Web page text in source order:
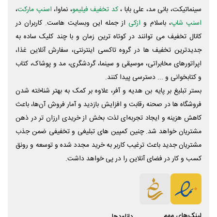
سینماتیکت، بانی مد، علی‌ بابا ،کد تخفیف فیلیمو، نماوا، اسنپ مارکت،
اسنپ شاپ، باسلام و ازکی از جمله این وبسایت ‌هاست. کاربران در
کانال تخفیف می توانند در کوتاه ترین زمان و با چند کلیک ساده به
جدیدترین تخفیف ها در گروه تاکسی اینترنتی، سفارش آنلاین غذا،
اپراتورهای مخابراتی، موسیقی و سینما، گردشگری، مد و پوشاک، کتاب
و کتابخوانی و ... دسترسی پیدا کنند.
بستر تبلیغ بر پایه بن هدیه و آفر، علاوه بر کمک به بهتر شناخته شدن
فروشگاه ها در صحنه رقابت و افزایش بازدید و آمار فروش آن‌ها، باعث
کاهش هزینه و ایجاد تجربه‌ای لذت بخش از خریدی ارزان تر در ذهن
مشتریان خواهد شد. چنین کمپین های تبلیغی و تخفیفی ضمن جذب
مشتریان جدید باعث ترغیب کاربر به خرید مجدد شده و توسعه و رونق
کسب و کار در فضای آنلاین را در پی خواهد داشت.